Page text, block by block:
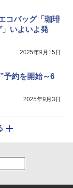
コバッグ「珈琲
いよいよ発
2025年9月15日
予約を開始～6
2025年9月3日